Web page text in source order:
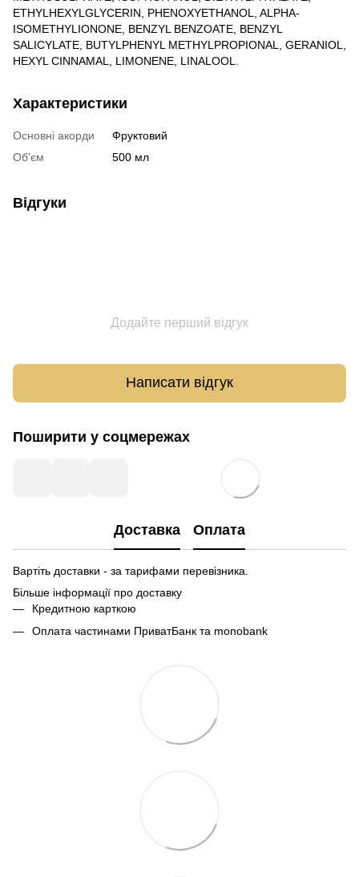
ETHYLHEXYLGLYCERIN, PHENOXYETHANOL, ALPHA-
ISOMETHYLIONONE, BENZYL BENZOATE, BENZYL
SALICYLATE, BUTYLPHENYL METHYLPROPIONAL, GERANIOL,
HEXYL CINNAMAL, LIMONENE, LINALOOL.
Характеристики
Основні акорди
Фруктовий
Об'єм
500 мл
Відгуки
Додайте перший відгук
Написати відгук
Поширити у соцмережах
Доставка Оплата
Вартіть доставки - за тарифами перевізника.
Більше інформації про доставку
Кредитною карткою
Оплата частинами ПриватБанк та monobank